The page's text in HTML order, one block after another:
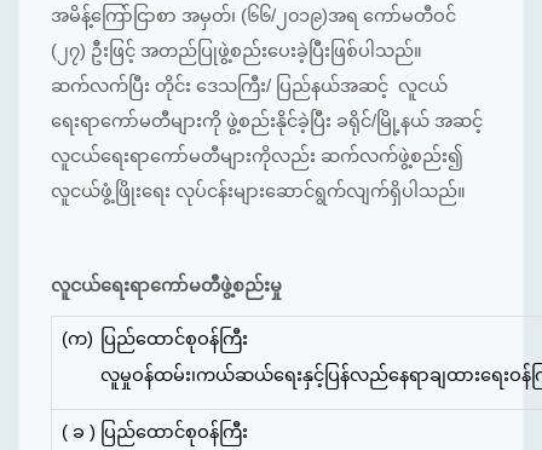
အမိန့်ကြော်ငြာစာ အမှတ်၊ (၆၆/၂၀၁၉)အရ ကော်မတီဝင်
(၂၇) ဦးဖြင့် အတည်ပြုဖွဲ့စည်းပေးခဲ့ပြီးဖြစ်ပါသည်။
ဆက်လက်ပြီး တိုင်း ဒေသကြီး/ ပြည်နယ်အဆင့် လူငယ်
ရေးရာကော်မတီများကို ဖွဲ့စည်းနိုင်ခဲ့ပြီး ခရိုင်/မြို့နယ် အဆင့်
လူငယ်ရေးရာကော်မတီများကိုလည်း ဆက်လက်ဖွဲ့စည်း၍
လူငယ်ဖွံ့ဖြိုးရေး လုပ်ငန်းများဆောင်ရွက်လျက်ရှိပါသည်။
လူငယ်ရေးရာကော်မတီဖွဲ့စည်းမှု
(က)
ပြည်ထောင်စုဝန်ကြီး
လူမှုဝန်ထမ်း၊ကယ်ဆယ်ရေးနှင့်ပြန်လည်နေရာချထားရေးဝန်
( ခ ) ပြည်ထောင်စုဝန်ကြီး